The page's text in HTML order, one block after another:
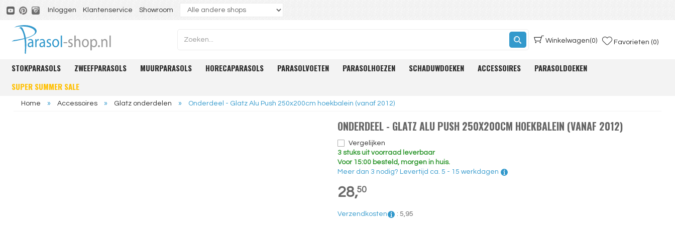
Inloggen Klantenservice Showroom
Winkelwagen(0) Favorieten (0)
STOKPARASOLS ZWEEFPARASOLS MUURPARASOLS HORECAPARASOLS PARASOLVOETEN PARASOLHOEZEN SCHADUWDOEKEN ACCESSOIRES
PARASOLDOEKEN
SUPER SUMMER SALE
Home » Accessoires » Glatz onderdelen » Onderdeel - Glatz Alu Push 250x200cm hoekbalein (vanaf 2012)
ONDERDEEL - GLATZ ALU PUSH 250X200CM HOEKBALEIN (VANAF 2012)
Vergelijken
3 stuks uit voorraad leverbaar
Voor 15:00 besteld, morgen in huis.
Meer dan 3 nodig? Levertijd ca. 5 - 15 werkdagen
28,50
Verzendkosten : 5,95